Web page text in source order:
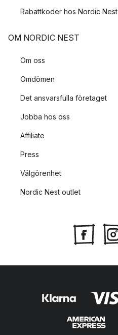
Rabattkoder hos Nordic Nest
OM NORDIC NEST
Om oss
Omdömen
Det ansvarsfulla företaget
Jobba hos oss
Affiliate
Press
Välgörenhet
Nordic Nest outlet